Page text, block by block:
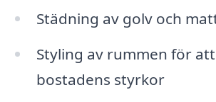
Städning av golv och
Styling av rummen för
bostadens styrkor